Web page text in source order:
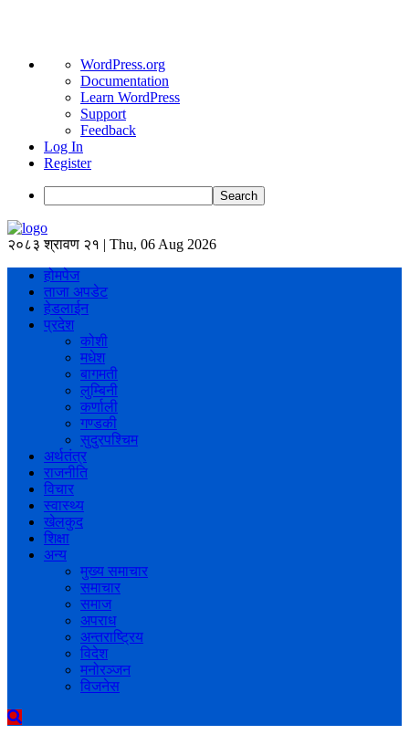
About
WordPress
WordPress.org
Documentation
Learn WordPress
Support
Feedback
Log In
Register
Search
२०८३ श्रावण २१ | Thu, 06 Aug 2026
होमपेज
ताजा अपडेट
हेडलाईन
प्रदेश
कोशी
मधेश
बागमती
लुम्बिनी
कर्णाली
गण्डकी
सुदुरपश्चिम
अर्थतंत्र
राजनीति
विचार
स्वास्थ्य
खेलकुद
शिक्षा
अन्य
मुख्य समाचार
समाचार
समाज
अपराध
अन्तराष्ट्रिय
विदेश
मनोरञ्जन
विजनेस